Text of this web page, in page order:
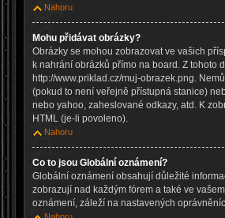
Nahoru
Mohu přidávat obrázky?
Obrázky se mohou zobrazovat ve vašich
k nahrání obrázků přímo na board. Z tohoto
http://www.priklad.cz/muj-obrazek.png.
(pokud to není veřejně přístupná stanice)
nebo yahoo, zaheslované odkazy, atd. K
HTML (je-li povoleno).
Nahoru
Co to jsou Globální oznámení?
Globální oznámení obsahují důležité
zobrazují nad každým fórem a také ve
oznámení, záleží na nastavených